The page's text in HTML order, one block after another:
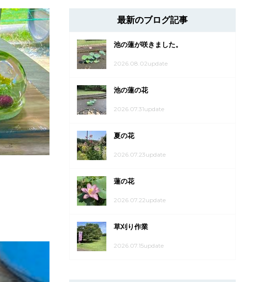
最新のブログ記事
池の蓮が咲きました。
2026.08.02update
池の蓮の花
2026.07.31update
夏の花
2026.07.23update
蓮の花
2026.07.22update
草刈り作業
2026.07.15update